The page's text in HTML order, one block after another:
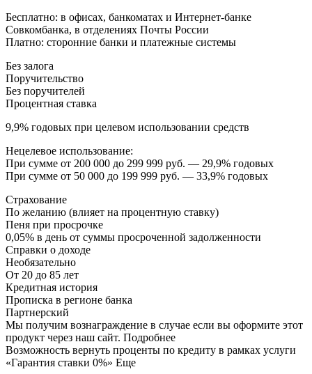
Бесплатно: в офисах, банкоматах и Интернет-банке
Совкомбанка, в отделениях Почты России
Платно: сторонние банки и платежные системы
Без залога
Поручительство
Без поручителей
Процентная ставка
9,9% годовых при целевом использовании средств
Нецелевое использование:
При сумме от 200 000 до 299 999 руб. — 29,9% годовых
При сумме от 50 000 до 199 999 руб. — 33,9% годовых
Страхование
По желанию (влияет на процентную ставку)
Пеня при просрочке
0,05% в день от суммы просроченной задолженности
Справки о доходе
Необязательно
От 20 до 85 лет
Кредитная история
Прописка в регионе банка
Партнерский
Мы получим вознаграждение в случае если вы оформите этот
продукт через наш сайт. Подробнее
Возможность вернуть проценты по кредиту в рамках услуги
«Гарантия ставки 0%» Еще